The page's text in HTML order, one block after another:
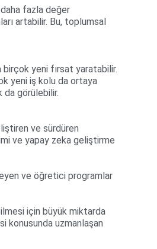
fazla değer
artabilir. Bu, toplumsal
birçok yeni fırsat yaratabilir.
yeni iş kolu da ortaya
da görülebilir.
ve sürdüren
ve yapay zeka geliştirme
ve öğretici programlar
için büyük miktarda
konusunda uzmanlaşan